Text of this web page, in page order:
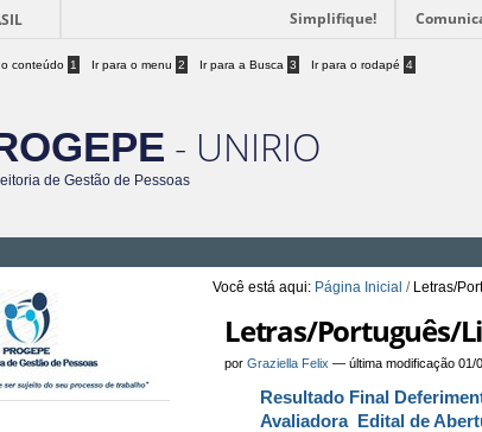
Simplifique!
o conteúdo 1 Ir para o menu 2 Ir para a Busca 3 Ir para o rodapé 4
- UNIRIO
de Gestão de Pessoas
Você está aqui: Página Inicial / Letras/
Letras/Português/
porGraziella Felix —última modificação 01/
Resultado Final
Avaliadora
Edital de